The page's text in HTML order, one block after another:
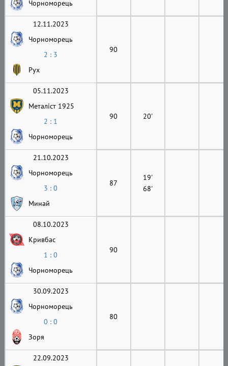
Чорноморець
12.11.2023
Чорноморець
2 : 3
Рух
90
05.11.2023
Металіст 1925
2 : 1
Чорноморець
90 20'
21.10.2023
Чорноморець
3 : 0
Минай
87
19'
68'
08.10.2023
Кривбас
1 : 0
Чорноморець
90
30.09.2023
Чорноморець
0 : 0
Зоря
80
22.09.2023